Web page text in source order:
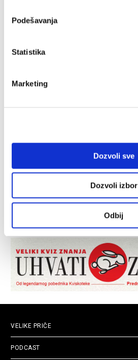
Podešavanja
Statistika
Marketing
Dozvoli sve
Dozvoli izbor
Odbij
VELIKE PRIČE
PODCAST